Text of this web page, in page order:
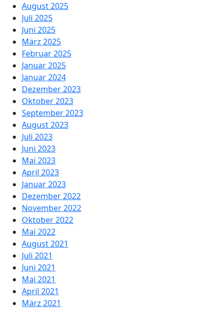
August 2025
Juli 2025
Juni 2025
März 2025
Februar 2025
Januar 2025
Januar 2024
Dezember 2023
Oktober 2023
September 2023
August 2023
Juli 2023
Juni 2023
Mai 2023
April 2023
Januar 2023
Dezember 2022
November 2022
Oktober 2022
Mai 2022
August 2021
Juli 2021
Juni 2021
Mai 2021
April 2021
März 2021